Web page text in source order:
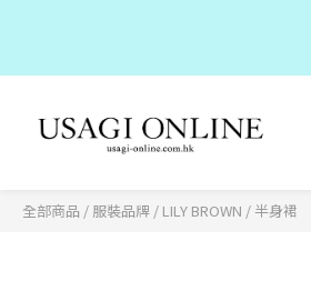
全部商品 / 服裝品牌 / LILY BROWN /半身裙